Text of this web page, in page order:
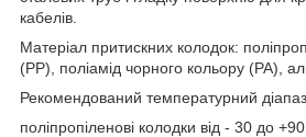
кабелів.
Матеріал притискних колодок:
(PP), поліамід чорного кольору (PA),
Рекомендований температурний
поліпропіленові колодки від - 30 до